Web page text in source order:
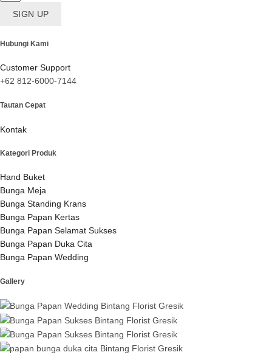
SIGN UP
Hubungi Kami
Customer Support
+62 812-6000-7144
Tautan Cepat
Kontak
Kategori Produk
Hand Buket
Bunga Meja
Bunga Standing Krans
Bunga Papan Kertas
Bunga Papan Selamat Sukses
Bunga Papan Duka Cita
Bunga Papan Wedding
Gallery